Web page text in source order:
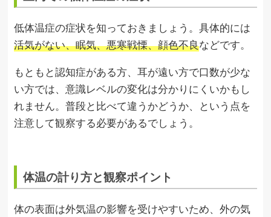
低体温症の症状を知っておきましょう。具体的には
活気がない、眠気、悪寒戦慄、顔色不良などです。
もともと認知症がある方、耳が遠い方で口数が少な
い方では、意識レベルの変化は分かりにくいかもし
れません。普段と比べて違うかどうか、という点を
注意して観察する必要があるでしょう。
体温の計り方と観察ポイント
体の表面は外気温の影響を受けやすいため、外の気